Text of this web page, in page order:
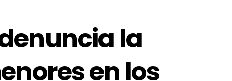
una campaña para reivindicar los valores del toreo
la
en los